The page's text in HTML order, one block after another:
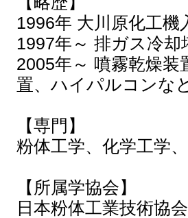
1996年 大川原化工機
1997年～ 排ガス冷却
2005年～ 噴霧乾燥装
置、ハイパルコンな
【専門】
粉体工学、化学工学
【所属学協会】
日本粉体工業技術協